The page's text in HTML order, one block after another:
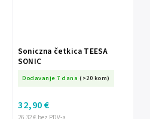
Soniczna četkica TEESA
SONIC
Dodavanje 7 dana (>20 kom)
32,90 €